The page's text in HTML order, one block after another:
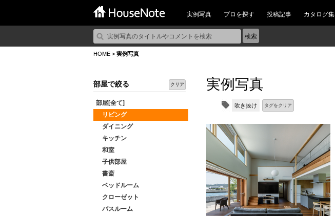
実例写真 プロを探す 投稿記事 カタログ集
HOME > 実例写真
部屋で絞る クリア
部屋[全て]
リビング
ダイニング
キッチン
和室
子供部屋
書斎
ベッドルーム
クローゼット
バスルーム
実例写真
吹き抜け タグをクリア